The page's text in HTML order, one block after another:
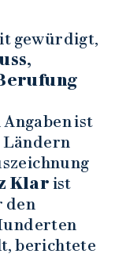
gewürdigt,
ist
Ländern
Klar ist
den
berichtete